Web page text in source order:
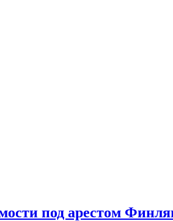
под арестом